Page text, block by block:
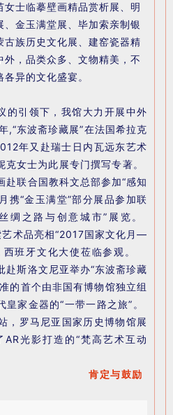
女士临摹壁画精品赏析展、明
、金玉满堂展、毕加索亲制银
古族历史文化展、建窑瓷器精
外，品类众多、文物精美，不
异的文化盛宴。
引领下，我馆大力开展中外
,“东波斋珍藏展”在法国希拉克
年又赴瑞士日内瓦远东艺术
克女士为此展专门撰写专著。
联合国教科文总部参加“感知
“金玉满堂”部分展品参加联
绸之路与创意城市”展览。
术品亮相“2017国家文化月—
西班牙文化大使莅临参观。
斯洛文尼亚举办“东波斋珍藏
的首个由非国有博物馆独立组
皇家金器的“一带一路之旅”。
，罗马尼亚国家历史博物馆展
光影打造的“梵高艺术互动
鼓励